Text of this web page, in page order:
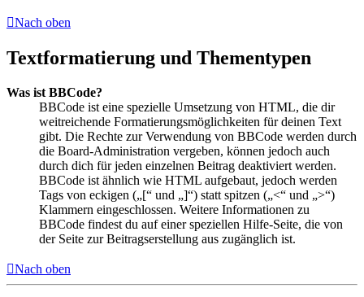
Nach oben
Textformatierung und Thementypen
Was ist BBCode?
BBCode ist eine spezielle Umsetzung von HTML, die dir
weitreichende Formatierungsmöglichkeiten für deinen Text
gibt. Die Rechte zur Verwendung von BBCode werden durch
die Board-Administration vergeben, können jedoch auch
durch dich für jeden einzelnen Beitrag deaktiviert werden.
BBCode ist ähnlich wie HTML aufgebaut, jedoch werden
Tags von eckigen („[“ und „]“) statt spitzen („<“ und „>“)
Klammern eingeschlossen. Weitere Informationen zu
BBCode findest du auf einer speziellen Hilfe-Seite, die von
der Seite zur Beitragserstellung aus zugänglich ist.
Nach oben